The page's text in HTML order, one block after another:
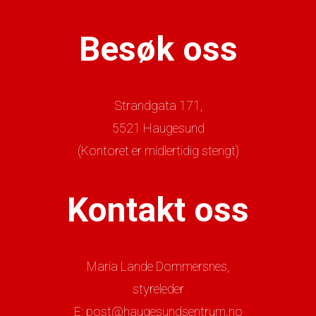
Besøk oss
Strandgata 171,
5521 Haugesund
(Kontoret er midlertidig stengt)
Kontakt oss
Maria Lande Dommersnes,
styreleder
E: post@haugesundsentrum.no